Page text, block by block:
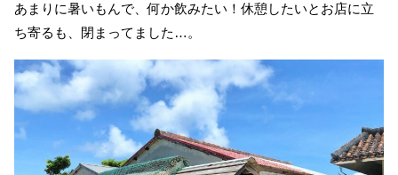
あまりに暑いもんで、何か飲みたい！休憩したいとお店に立
ち寄るも、閉まってました…。